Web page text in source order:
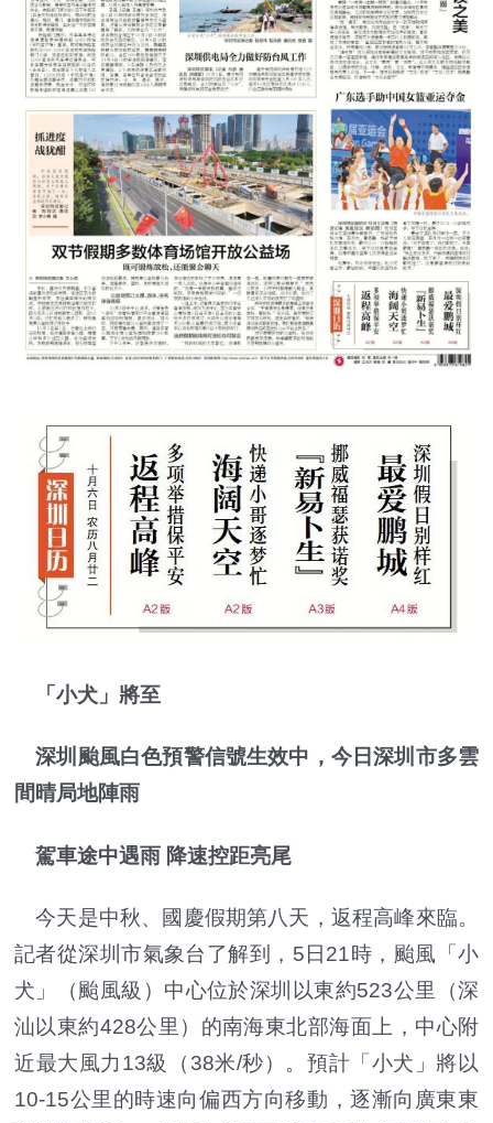
「小犬」將至
深圳颱風白色預警信號生效中，今日深圳市多雲
間晴局地陣雨
駕車途中遇雨 降速控距亮尾
今天是中秋、國慶假期第八天，返程高峰來臨。
記者從深圳市氣象台了解到，5日21時，颱風「小
犬」（颱風級）中心位於深圳以東約523公里（深
汕以東約428公里）的南海東北部海面上，中心附
近最大風力13級（38米/秒）。預計「小犬」將以
10-15公里的時速向偏西方向移動，逐漸向廣東東